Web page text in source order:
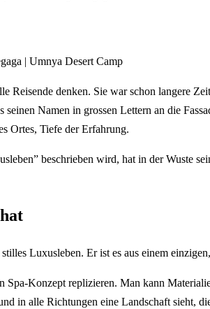
| Umnya Desert Camp
Reisende denken. Sie war schon langere
Namen in grossen Lettern an die
Ortes, Tiefe der Erfahrung.
beschrieben wird, hat in der Wuste
Luxusleben. Er ist es aus einem
Konzept replizieren. Man kann
in alle Richtungen eine Landschaft sieht,